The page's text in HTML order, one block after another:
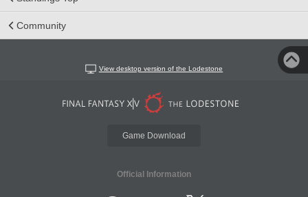
Community
View desktop version of the Lodestone
Game Download
Official Information